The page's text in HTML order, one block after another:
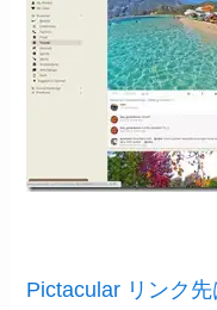
Pictacular リンク